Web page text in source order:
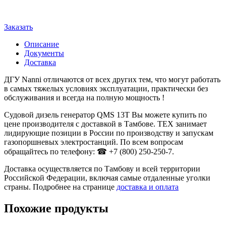
Заказать
Описание
Документы
Доставка
ДГУ Nanni отличаются от всех других тем, что могут работать
в самых тяжелых условиях эксплуатации, практически без
обслуживания и всегда на полную мощность !
Судовой дизель генератор QMS 13T Вы можете купить по
цене производителя с доставкой в Тамбове. ТЕХ занимает
лидирующие позиции в России по производству и запускам
газопоршневых электростанций. По всем вопросам
обращайтесь по телефону: ☎ +7 (800) 250-250-7.
Доставка осуществляется по Тамбову и всей территории
Российской Федерации, включая самые отдаленные уголки
страны. Подробнее на странице доставка и оплата
Похожие продукты